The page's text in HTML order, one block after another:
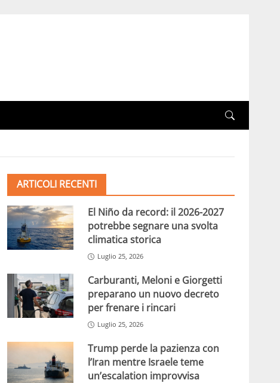
ARTICOLI RECENTI
El Niño da record: il 2026-2027
potrebbe segnare una svolta
climatica storica
Luglio 25, 2026
Carburanti, Meloni e Giorgetti
preparano un nuovo decreto
per frenare i rincari
Luglio 25, 2026
Trump perde la pazienza con
l’Iran mentre Israele teme
un’escalation improvvisa